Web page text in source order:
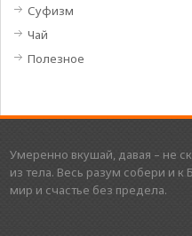
Суфизм
Чай
Полезное
Умеренно вкушай, давая – не
из тела. Весь разум собери и к
мир и счастье без предела.